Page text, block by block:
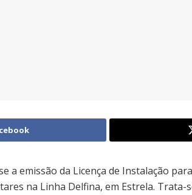
a emissão da Licença de Instalação
na Linha Delfina, em Estrela.